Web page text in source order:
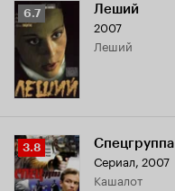
Рейтинг
Кинопоиска
6.7
6.7 Леший
2007
Леший
Рейтинг
Кинопоиска
3.8
3.8 Спецгруппа
Сериал, 2007
Кашалот